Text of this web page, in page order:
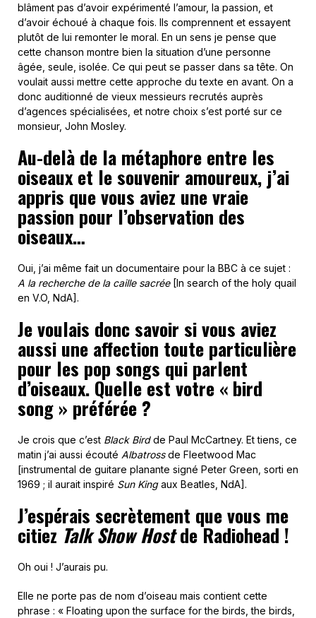
blâment pas d’avoir expérimenté l’amour, la passion, et
d’avoir échoué à chaque fois. Ils comprennent et essayent
plutôt de lui remonter le moral. En un sens je pense que
cette chanson montre bien la situation d’une personne
âgée, seule, isolée. Ce qui peut se passer dans sa tête. On
voulait aussi mettre cette approche du texte en avant. On a
donc auditionné de vieux messieurs recrutés auprès
d’agences spécialisées, et notre choix s’est porté sur ce
monsieur, John Mosley.
Au-delà de la métaphore entre les
oiseaux et le souvenir amoureux, j’ai
appris que vous aviez une vraie
passion pour l’observation des
oiseaux…
Oui, j’ai même fait un documentaire pour la BBC à ce sujet :
A la recherche de la caille sacrée[In search of the holy quail
en V.O, NdA].
Je voulais donc savoir si vous aviez
aussi une affection toute particulière
pour les pop songs qui parlent
d’oiseaux. Quelle est votre « bird
song » préférée ?
Je crois que c’est Black Birdde Paul McCartney. Et tiens, ce
matin j’ai aussi écouté Albatrossde Fleetwood Mac
[instrumental de guitare planante signé Peter Green, sorti en
1969 ; il aurait inspiré Sun Kingaux Beatles, NdA].
J’espérais secrètement que vous me
citiez Talk Show Hostde Radiohead !
Oh oui ! J’aurais pu.
Elle ne porte pas de nom d’oiseau mais contient cette
phrase : « Floating upon the surface for the birds, the birds,